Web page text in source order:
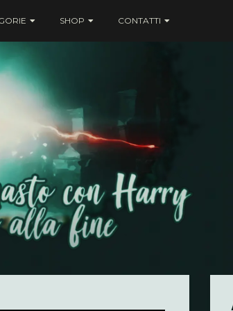
SHOP CONTATTI
Harry fin